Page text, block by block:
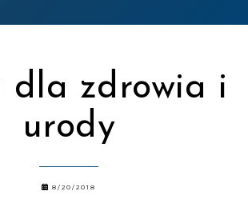
dla zdrowia i
urody
8/20/2018